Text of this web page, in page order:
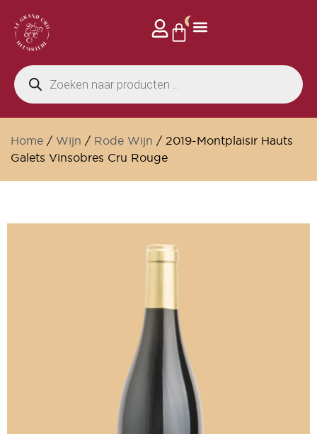
0
Home / Wijn / Rode Wijn / 2019-Montplaisir Hauts
Galets Vinsobres Cru Rouge